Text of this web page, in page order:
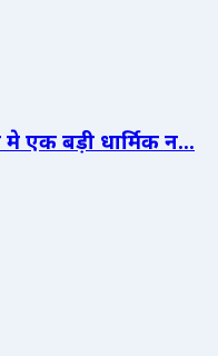
एक बड़ी धार्मिक न...